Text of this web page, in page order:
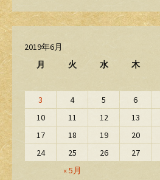
2019年6月
月
火 水 木
« 5月
3
4 5 6
10
11 12 13
17
18 19 20
24
25 26 27